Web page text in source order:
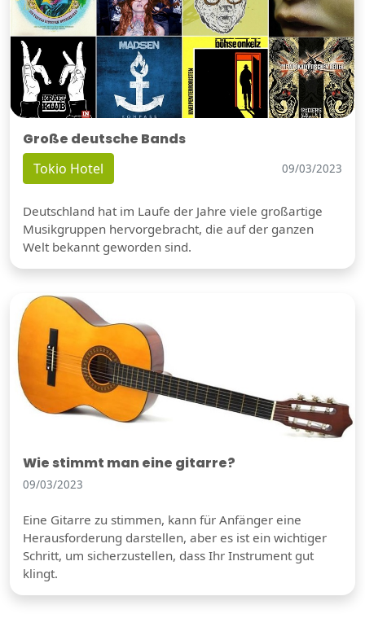
Große deutsche Bands
Tokio Hotel 09/03/2023
Deutschland hat im Laufe der Jahre viele großartige
Musikgruppen hervorgebracht, die auf der ganzen
Welt bekannt geworden sind.
Wie stimmt man eine gitarre?
09/03/2023
Eine Gitarre zu stimmen, kann für Anfänger eine
Herausforderung darstellen, aber es ist ein wichtiger
Schritt, um sicherzustellen, dass Ihr Instrument gut
klingt.